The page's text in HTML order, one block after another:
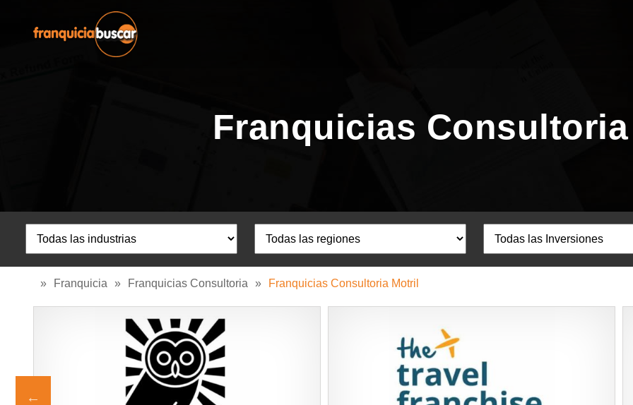
Franquicias
» Franquicia » Franquicias Consultoria » Franquicias Consultoria Motril